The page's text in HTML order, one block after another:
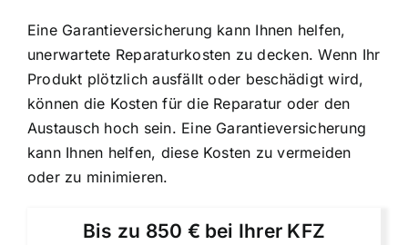
Eine Garantieversicherung kann Ihnen helfen,
unerwartete Reparaturkosten zu decken. Wenn Ihr
Produkt plötzlich ausfällt oder beschädigt wird,
können die Kosten für die Reparatur oder den
Austausch hoch sein. Eine Garantieversicherung
kann Ihnen helfen, diese Kosten zu vermeiden
oder zu minimieren.
Bis zu 850 € bei Ihrer KFZ